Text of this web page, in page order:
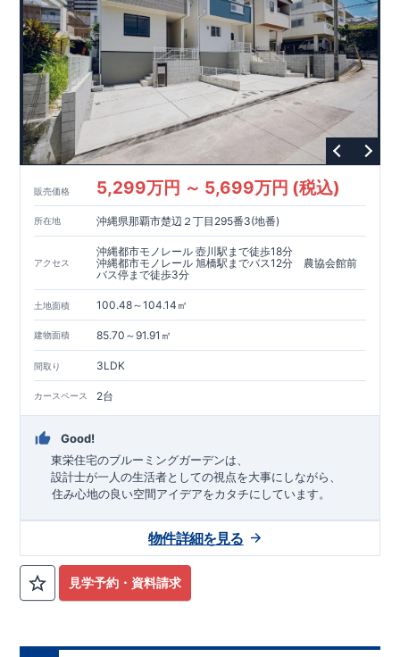
販売価格 5,299万円 ～ 5,699万円 (税込)
所在地 沖縄県那覇市楚辺２丁目295番3(地番)
アクセス
沖縄都市モノレール 壺川駅まで徒歩18分
沖縄都市モノレール 旭橋駅までバス12分 農協会館前
バス停まで徒歩3分
土地面積 100.48～104.14㎡
建物面積 85.70～91.91㎡
間取り 3LDK
カースペース 2台
Good!
東栄住宅のブルーミングガーデンは、
設計士が一人の生活者としての視点を大事にしながら、
住み心地の良い空間アイデアをカタチにしています。
TEL:098-860-2201（火・水曜日定休日、年末年始休み）
■オプションではありません！全棟標準搭載
ム・ガス衣類乾燥機・食洗器・宅配ボックス・玄関電子キー・
成材にヒノキを使用しております！
見学予約・資料請求
物件詳細を見る